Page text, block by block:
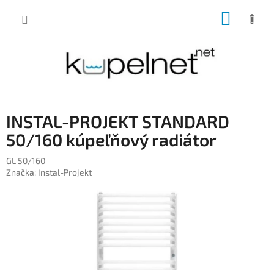
INSTAL-PROJEKT STANDARD
50/160 kúpeľňový radiátor
GL 50/160
Značka: Instal-Projekt